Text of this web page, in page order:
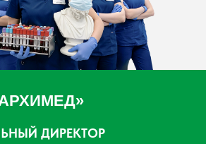
ДИРЕКТОР